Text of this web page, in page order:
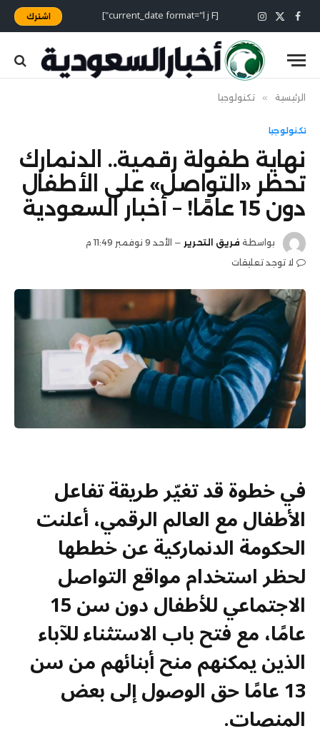
فيسبوك
X
(Twitter)
الانستغرام [current_date format="l j F"] اشترك
الرئيسية » تكنولوجيا
تكنولوجيا
نهاية طفولة رقمية.. الدنمارك
تحظر «التواصل» على الأطفال
دون 15 عامًا! – أخبار السعودية
بواسطة فريق التحرير
الأحد 9 نوفمبر 11:49 م
لا توجد تعليقات
في خطوة قد تغيّر طريقة تفاعل
الأطفال مع العالم الرقمي، أعلنت
الحكومة الدنماركية عن خططها
لحظر استخدام مواقع التواصل
الاجتماعي للأطفال دون سن 15
عامًا، مع فتح باب الاستثناء للآباء
الذين يمكنهم منح أبنائهم من سن
13 عامًا حق الوصول إلى بعض
المنصات.